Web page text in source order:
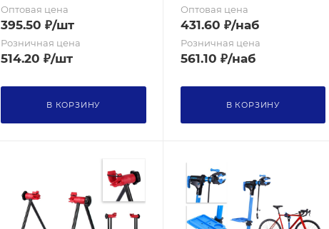
Оптовая цена
395.50 ₽/шт
Розничная цена
514.20 ₽/шт
В КОРЗИНУ
Оптовая цена
431.60 ₽/наб
Розничная цена
561.10 ₽/наб
В КОРЗИНУ